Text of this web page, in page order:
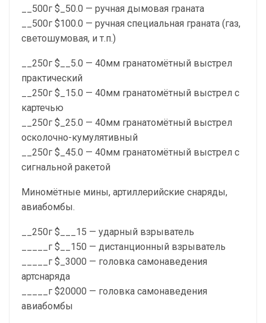
__500г $_50.0 — ручная дымовая граната
__500г $100.0 — ручная специальная граната (газ,
светошумовая, и т.п.)
__250г $__5.0 — 40мм гранатомётный выстрел
практический
__250г $_15.0 — 40мм гранатомётный выстрел с
картечью
__250г $_25.0 — 40мм гранатомётный выстрел
осколочно-кумулятивный
__250г $_45.0 — 40мм гранатомётный выстрел с
сигнальной ракетой
Миномётные мины, артиллерийские снаряды,
авиабомбы.
__250г $___15 — ударный взрыватель
_____г $__150 — дистанционный взрыватель
_____г $_3000 — головка самонаведения
артснаряда
_____г $20000 — головка самонаведения
авиабомбы